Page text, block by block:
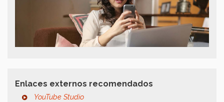
Enlaces externos recomendados
YouTube Studio